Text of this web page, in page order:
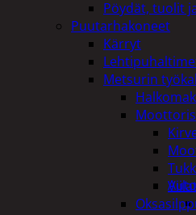
Pöydät, tuolit
Puutarhakoneet
Kärryt
Metsurin